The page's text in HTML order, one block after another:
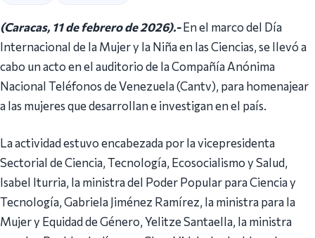
(Caracas, 11 de febrero de 2026).-En el marco del Día
Internacional de la Mujer y la Niña en las Ciencias, se llevó a
cabo un acto en el auditorio de la Compañía Anónima
Nacional Teléfonos de Venezuela (Cantv), para homenajear
a las mujeres que desarrollan e investigan en el país.
La actividad estuvo encabezada por la vicepresidenta
Sectorial de Ciencia, Tecnología, Ecosocialismo y Salud,
Isabel Iturria, la ministra del Poder Popular para Ciencia y
Tecnología, Gabriela Jiménez Ramírez, la ministra para la
Mujer y Equidad de Género, Yelitze Santaella, la ministra